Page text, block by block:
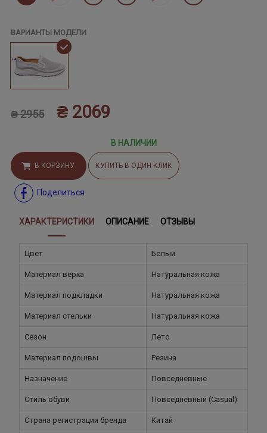
ВАРИАНТЫ МОДЕЛИ
₴ 2955 ₴ 2069
В НАЛИЧИИ
В КОРЗИНУ КУПИТЬ В ОДИН КЛИК
Поделиться
ХАРАКТЕРИСТИКИ ОПИСАНИЕ ОТЗЫВЫ
Цвет Белый
Материал верха Натуральная кожа
Материал подкладки Натуральная кожа
Материал стельки Натуральная кожа
Сезон Лето
Материал подошвы Резина
Назначение Повседневные
Стиль обуви Повседневный (Casual)
Страна регистрации бренда Китай